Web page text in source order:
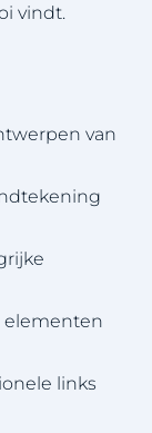
vindt.
van
elementen
links